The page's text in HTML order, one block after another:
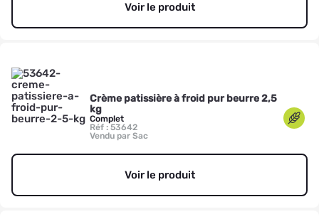
Voir le produit
Crème patissière à froid pur beurre 2,5
kg
Complet
Réf : 53642
Vendu par Sac
Voir le produit